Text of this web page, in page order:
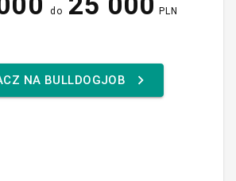
do PLN
NA BULLDOGJOB